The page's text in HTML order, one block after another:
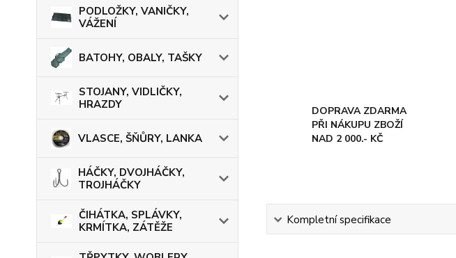
PODLOŽKY, VANIČKY,
VÁŽENÍ
BATOHY, OBALY, TAŠKY
STOJANY, VIDLIČKY,
HRAZDY
VLASCE, ŠŇŮRY, LANKA
HÁČKY, DVOJHÁČKY,
TROJHÁČKY
ČIHÁTKA, SPLÁVKY,
KRMÍTKA, ZÁTĚŽE
DOPRAVA ZDARMA
PŘI NÁKUPU ZBOŽÍ
NAD 2 000.- KČ
Kompletní specifikace